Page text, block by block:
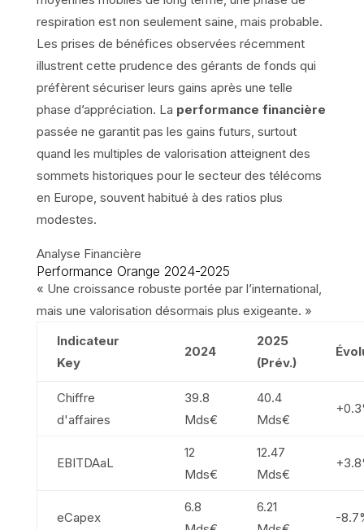
respiration est non seulement saine, mais probable.
Les prises de bénéfices observées récemment
illustrent cette prudence des gérants de fonds qui
préfèrent sécuriser leurs gains après une telle
phase d’appréciation. La performance financière
passée ne garantit pas les gains futurs, surtout
quand les multiples de valorisation atteignent des
sommets historiques pour le secteur des télécoms
en Europe, souvent habitué à des ratios plus
modestes.
Analyse Financière
Performance Orange 2024-2025
« Une croissance robuste portée par l’international,
mais une valorisation désormais plus exigeante. »
Indicateur
Key
2024
2025
(Prév.)
Chiffre
d'affaires
39.8
Mds€
40.4
Mds€
EBITDAaL
12
Mds€
12.47
Mds€
eCapex
6.8
6.21
-